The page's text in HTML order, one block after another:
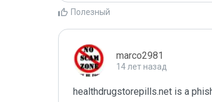
Полезный
marco2981
14 лет назад
healthdrugstorepills.net is a